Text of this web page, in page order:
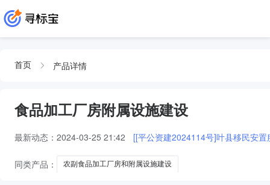
首页 产品详情
食品加工厂房附属设施建设
最新动态： 2024-03-25 21:42 [[平公资建2024114号]叶县移民安
同类产品： 农副食品加工厂房和附属设施建设